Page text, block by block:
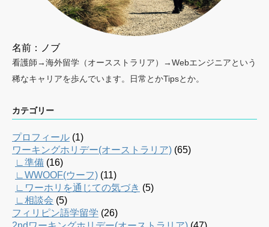
名前：ノブ
看護師→海外留学（オースストラリア）→Webエンジニアという
稀なキャリアを歩んでいます。日常とかTipsとか。
カテゴリー
プロフィール (1)
ワーキングホリデー(オーストラリア) (65)
∟準備 (16)
∟WWOOF(ウーフ) (11)
∟ワーホリを通じての気づき (5)
∟相談会 (5)
フィリピン語学留学 (26)